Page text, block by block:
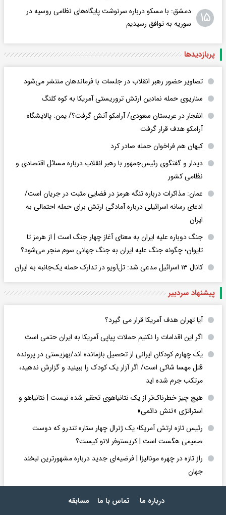
۱۵
دمشق: با مسکو درباره سرنوشت پایگاه‌های نظامی روسیه در
سوریه به توافق رسیدیم
پربازدید‌ها
تصاویر حضور رهبر انقلاب در جلسات با فرماندهان منتشر می‌شود
سناریوی حمله نمادین ارتش تروریستی آمریکا به کوه کلنگ
انفجار در عربستان سعودی/ آرامکو آتش گرفت؟/ یمن: پالایشگاه
آرامکو هدف قرار گرفت
کیهان هم فراخوان حمله صادر کرد
دیدار و گفتگوی رئیس‌جمهور با رهبر انقلاب درباره مسائل اقتصادی و
نظامی کشور
عمان: مذاکرات درباره تنگه هرمز در فضایی مثبت در جریان است/
ادعای رسانه اسرائیلی درباره آمادگی ارتش برای حمله احتمالی به
ایران
جنگ دوباره علیه ایران به معنای آغاز چهار جنگ است | از هرمز تا
تایوان؛ چگونه جنگ علیه ایران به جنگ جهانی سوم منجر می‌شود؟
کانال ۱۳ اسرائیل مدعی شد: تل‌آویو در تدارک حمله یک‌جانبه به ایران
پیشنهاد سردبیر
آیا تهران هدف آمریکا قرار می گیرد؟
اگر این اقدامات را نکنیم حملات پیاپی آمریکا به ایران حتمی است
یک چهارم کودکان ایرانی از تحصیل بازمانده اند/بهزیستی در پرونده
قتل مهسا شاکی است/ اگر آزار یک کودک را ببینید و گزارش ندهید،
مرتکب جرم شده اید
هیچ چیز خطرناک‌تر از یک نتانیاهوی تحقیر شده نیست | نتانیاهو و
استراتژی «تنش دائمی»
رئیس تازه ارتش آمریکا؛ یک ژنرال چهار ستاره تندرو که دوست
صمیمی هگست است | کریستوفر لانو کیست؟
راز تازه در چهره مونالیزا | فرضیه‌ای جدید درباره مشهورترین لبخند
جهان
درباره ما تماس با ما مسابقه